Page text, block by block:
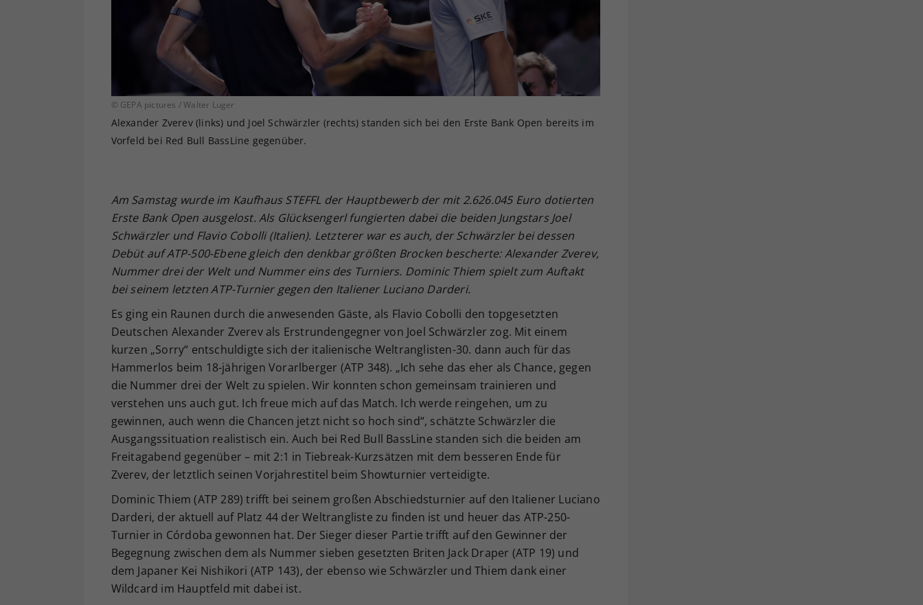
© GEPA pictures / Walter Luger
Alexander Zverev (links) und Joel Schwärzler (rechts) standen sich bei den Erste Bank Open bereits im
Vorfeld bei Red Bull BassLine gegenüber.
Am Samstag wurde im Kaufhaus STEFFL der Hauptbewerb der mit 2.626.045 Euro dotierten
Erste Bank Open ausgelost. Als Glücksengerl fungierten dabei die beiden Jungstars Joel
Schwärzler und Flavio Cobolli (Italien). Letzterer war es auch, der Schwärzler bei dessen
Debüt auf ATP-500-Ebene gleich den denkbar größten Brocken bescherte: Alexander Zverev,
Nummer drei der Welt und Nummer eins des Turniers. Dominic Thiem spielt zum Auftakt
bei seinem letzten ATP-Turnier gegen den Italiener Luciano Darderi.
Es ging ein Raunen durch die anwesenden Gäste, als Flavio Cobolli den topgesetzten
Deutschen Alexander Zverev als Erstrundengegner von Joel Schwärzler zog. Mit einem
kurzen „Sorry“ entschuldigte sich der italienische Weltranglisten-30. dann auch für das
Hammerlos beim 18-jährigen Vorarlberger (ATP 348). „Ich sehe das eher als Chance, gegen
die Nummer drei der Welt zu spielen. Wir konnten schon gemeinsam trainieren und
verstehen uns auch gut. Ich freue mich auf das Match. Ich werde reingehen, um zu
gewinnen, auch wenn die Chancen jetzt nicht so hoch sind“, schätzte Schwärzler die
Ausgangssituation realistisch ein. Auch bei Red Bull BassLine standen sich die beiden am
Freitagabend gegenüber – mit 2:1 in Tiebreak-Kurzsätzen mit dem besseren Ende für
Zverev, der letztlich seinen Vorjahrestitel beim Showturnier verteidigte.
Dominic Thiem (ATP 289) trifft bei seinem großen Abschiedsturnier auf den Italiener Luciano
Darderi, der aktuell auf Platz 44 der Weltrangliste zu finden ist und heuer das ATP-250-
Turnier in Córdoba gewonnen hat. Der Sieger dieser Partie trifft auf den Gewinner der
Begegnung zwischen dem als Nummer sieben gesetzten Briten Jack Draper (ATP 19) und
dem Japaner Kei Nishikori (ATP 143), der ebenso wie Schwärzler und Thiem dank einer
Wildcard im Hauptfeld mit dabei ist.
Ihrer vorgenommen Einstellungen, falls der
Webseiten-Betreiber dies eingestellt hat.